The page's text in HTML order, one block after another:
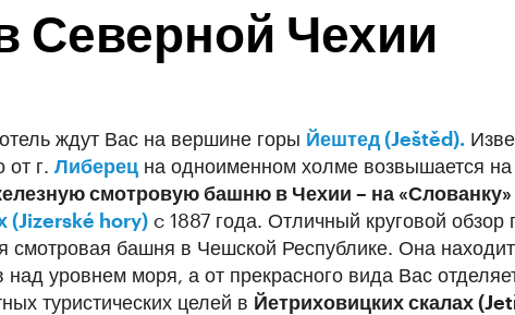
Северной Чехии
ждут Вас на вершине горы Йештед (Ještěd).
от г. Либерец на одноименном холме возвышается
смотровую башню в Чехии – на «Слованку»
(Jizerské hory) c 1887 года. Отличный круговой обзор
смотровая башня в Чешской Республике. Она
уровнем моря, а от прекрасного вида Вас
туристических целей в Йетриховицких скалах